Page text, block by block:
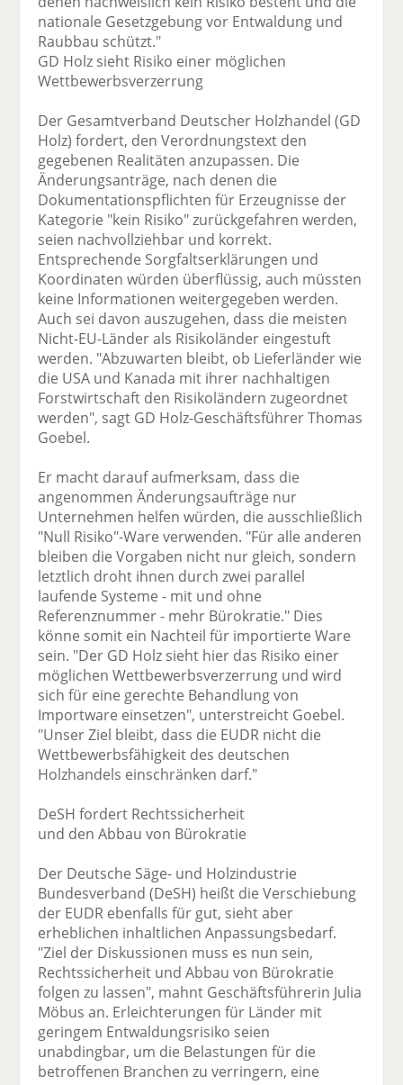
nationale Gesetzgebung vor Entwaldung und
Raubbau schützt."
GD Holz sieht Risiko einer möglichen
Wettbewerbsverzerrung
Der Gesamtverband Deutscher Holzhandel (GD
Holz) fordert, den Verordnungstext den
gegebenen Realitäten anzupassen. Die
Änderungsanträge, nach denen die
Dokumentationspflichten für Erzeugnisse der
Kategorie "kein Risiko" zurückgefahren werden,
seien nachvollziehbar und korrekt.
Entsprechende Sorgfaltserklärungen und
Koordinaten würden überflüssig, auch müssten
keine Informationen weitergegeben werden.
Auch sei davon auszugehen, dass die meisten
Nicht-EU-Länder als Risikoländer eingestuft
werden. "Abzuwarten bleibt, ob Lieferländer wie
die USA und Kanada mit ihrer nachhaltigen
Forstwirtschaft den Risikoländern zugeordnet
werden", sagt GD Holz-Geschäftsführer Thomas
Goebel.
Er macht darauf aufmerksam, dass die
angenommen Änderungsaufträge nur
Unternehmen helfen würden, die ausschließlich
"Null Risiko"-Ware verwenden. "Für alle anderen
bleiben die Vorgaben nicht nur gleich, sondern
letztlich droht ihnen durch zwei parallel
laufende Systeme - mit und ohne
Referenznummer - mehr Bürokratie." Dies
könne somit ein Nachteil für importierte Ware
sein. "Der GD Holz sieht hier das Risiko einer
möglichen Wettbewerbsverzerrung und wird
sich für eine gerechte Behandlung von
Importware einsetzen", unterstreicht Goebel.
"Unser Ziel bleibt, dass die EUDR nicht die
Wettbewerbsfähigkeit des deutschen
Holzhandels einschränken darf."
DeSH fordert Rechtssicherheit
und den Abbau von Bürokratie
Der Deutsche Säge- und Holzindustrie
Bundesverband (DeSH) heißt die Verschiebung
der EUDR ebenfalls für gut, sieht aber
erheblichen inhaltlichen Anpassungsbedarf.
"Ziel der Diskussionen muss es nun sein,
Rechtssicherheit und Abbau von Bürokratie
folgen zu lassen", mahnt Geschäftsführerin Julia
Möbus an. Erleichterungen für Länder mit
geringem Entwaldungsrisiko seien
unabdingbar, um die Belastungen für die
betroffenen Branchen zu verringern, eine